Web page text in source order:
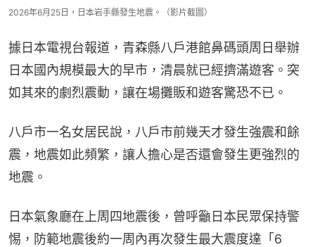
2026年6月25日，日本岩手縣發生地震。（影片截圖）
據日本電視台報道，青森縣八戶港館鼻碼頭周日舉辦
日本國內規模最大的早市，清晨就已經擠滿遊客。突
如其來的劇烈震動，讓在場攤販和遊客驚恐不已。
八戶市一名女居民說，八戶市前幾天才發生強震和餘
震，地震如此頻繁，讓人擔心是否還會發生更強烈的
地震。
日本氣象廳在上周四地震後，曾呼籲日本民眾保持警
惕，防範地震後約一周內再次發生最大震度達「6